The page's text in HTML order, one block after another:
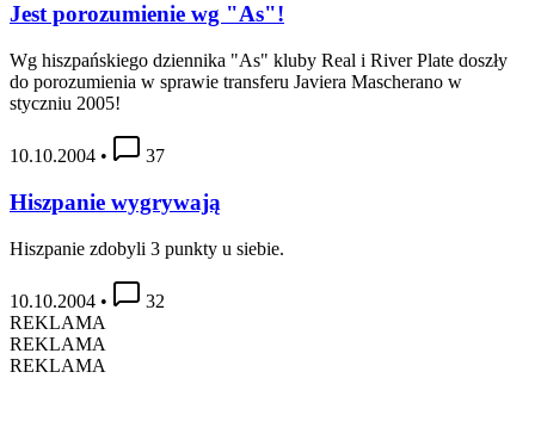
Jest porozumienie wg "As"!
Wg hiszpańskiego dziennika "As" kluby Real i River Plate doszły
do porozumienia w sprawie transferu Javiera Mascherano w
styczniu 2005!
10.10.2004 • 37
Hiszpanie wygrywają
Hiszpanie zdobyli 3 punkty u siebie.
10.10.2004 •
32
REKLAMA
REKLAMA
REKLAMA